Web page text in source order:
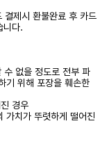
제시 환불완료 후 카드
니다.
수 없을 정도로 전부 파
기 위해 포장을 훼손한
경우
가치가 뚜렷하게 떨어진